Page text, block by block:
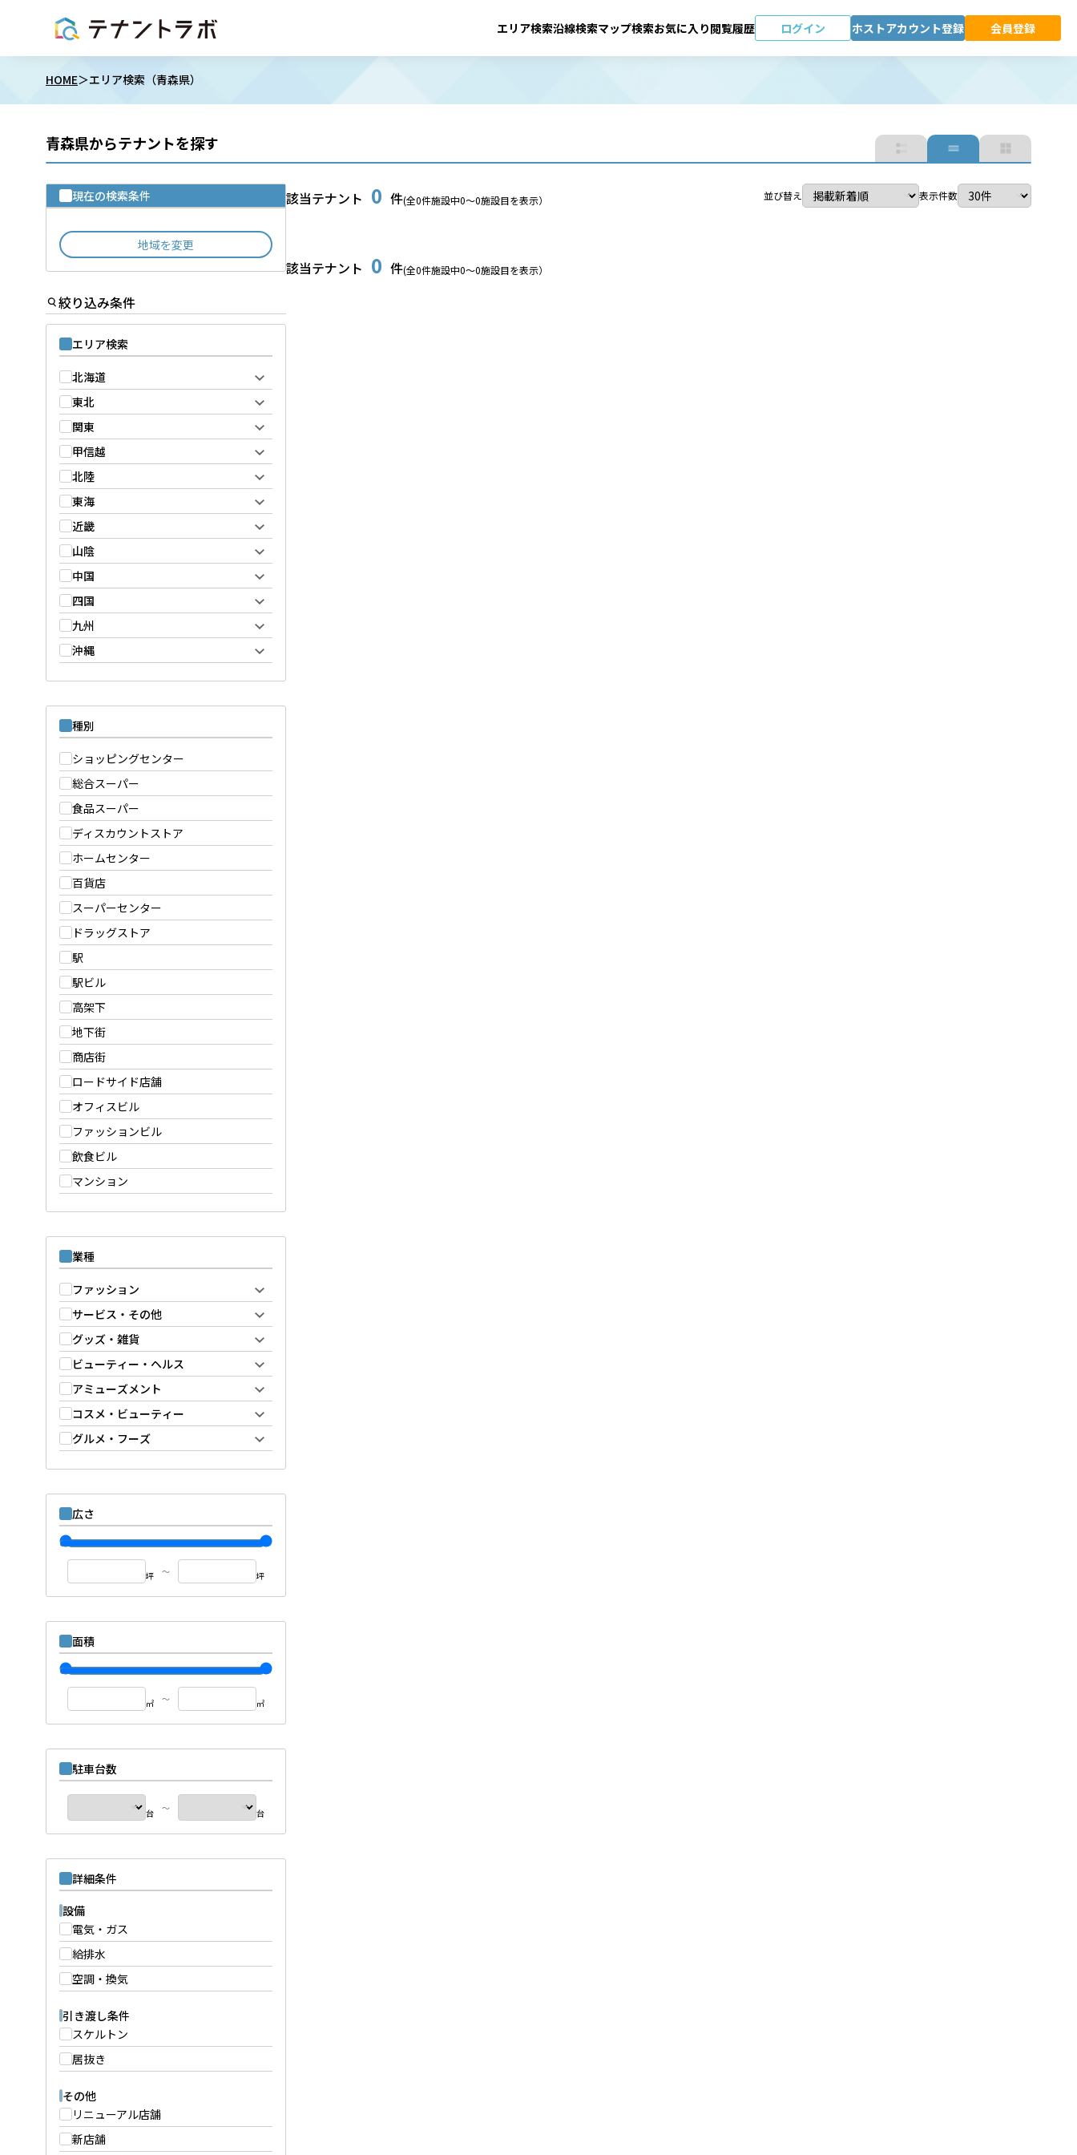
エリア検索沿線検索マップ検索お気に入り閲覧履歴 ログイン ホストアカウント登録 会員登録
HOME エリア検索（青森県）
青森県からテナントを探す
現在の検索条件
地域を変更
絞り込み条件
エリア検索
北海道
東北
関東
甲信越
北陸
東海
近畿
山陰
中国
四国
九州
沖縄
種別
ショッピングセンター
総合スーパー
食品スーパー
ディスカウントストア
ホームセンター
百貨店
スーパーセンター
ドラッグストア
駅
駅ビル
高架下
地下街
商店街
ロードサイド店舗
オフィスビル
ファッションビル
飲食ビル
マンション
業種
ファッション
サービス・その他
グッズ・雑貨
ビューティー・ヘルス
アミューズメント
コスメ・ビューティー
グルメ・フーズ
広さ
坪 ～ 坪
面積
㎡ ～ ㎡
駐車台数
台 ～ 台
詳細条件
設備
電気・ガス
給排水
空調・換気
引き渡し条件
スケルトン
居抜き
その他
リニューアル店舗
新店舗
該当テナント 0 件(全0件施設中0〜0施設目を表示） 並び替え 表示件数
該当テナント 0 件(全0件施設中0〜0施設目を表示）